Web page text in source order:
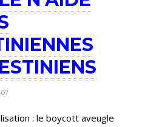
07
: le boycott aveugle